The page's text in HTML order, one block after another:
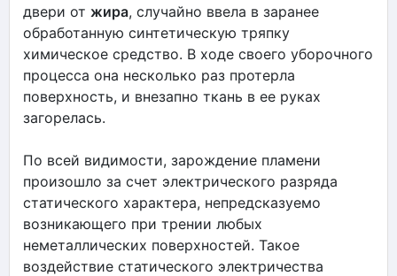
двери от жира, случайно ввела в заранее
обработанную синтетическую тряпку
химическое средство. В ходе своего уборочного
процесса она несколько раз протерла
поверхность, и внезапно ткань в ее руках
загорелась.
По всей видимости, зарождение пламени
произошло за счет электрического разряда
статического характера, непредсказуемо
возникающего при трении любых
неметаллических поверхностей. Такое
воздействие статического электричества